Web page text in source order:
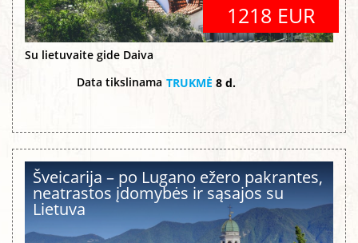
1218 EUR
Su lietuvaite gide Daiva
Data tikslinama TRUKMĖ 8 d.
Šveicarija – po Lugano ežero pakrantes,
neatrastos įdomybės ir sąsajos su
Lietuva